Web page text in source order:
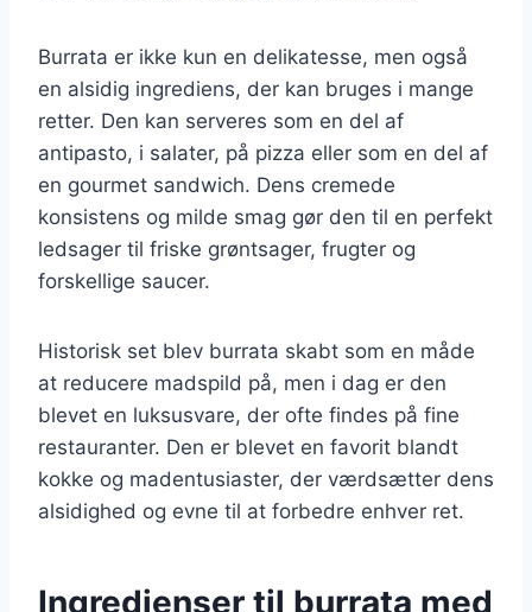
Burrata er ikke kun en delikatesse, men også
en alsidig ingrediens, der kan bruges i mange
retter. Den kan serveres som en del af
antipasto, i salater, på pizza eller som en del af
en gourmet sandwich. Dens cremede
konsistens og milde smag gør den til en perfekt
ledsager til friske grøntsager, frugter og
forskellige saucer.
Historisk set blev burrata skabt som en måde
at reducere madspild på, men i dag er den
blevet en luksusvare, der ofte findes på fine
restauranter. Den er blevet en favorit blandt
kokke og madentusiaster, der værdsætter dens
alsidighed og evne til at forbedre enhver ret.
Ingredienser til burrata med